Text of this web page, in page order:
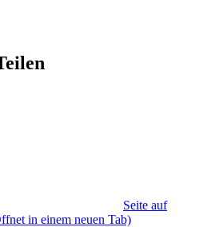
Seite auf
in einem neuen Tab)